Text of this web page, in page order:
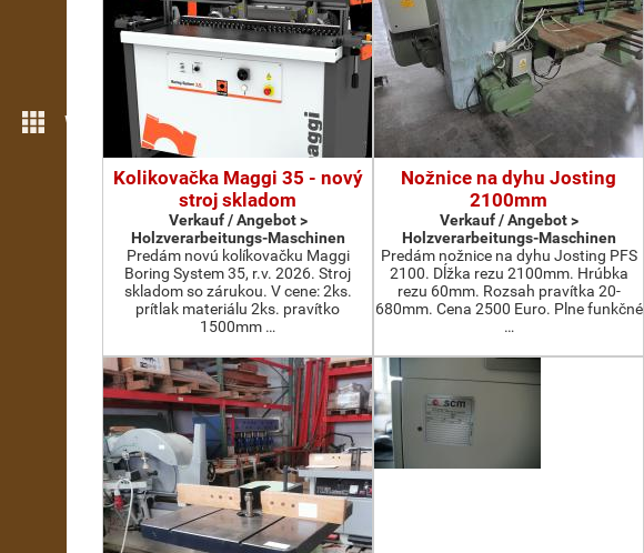
Weitere Funktionen
Kolikovačka Maggi 35 - nový
stroj skladom
Verkauf / Angebot >
Holzverarbeitungs-Maschinen
Predám novú kolíkovačku Maggi
Boring System 35, r.v. 2026. Stroj
skladom so zárukou. V cene: 2ks.
prítlak materiálu 2ks. pravítko
1500mm …
Nožnice na dyhu Josting
2100mm
Verkauf / Angebot >
Holzverarbeitungs-Maschinen
Predám nožnice na dyhu Josting PFS
2100. Dĺžka rezu 2100mm. Hrúbka
rezu 60mm. Rozsah pravítka 20-
680mm. Cena 2500 Euro. Plne funkčné
…